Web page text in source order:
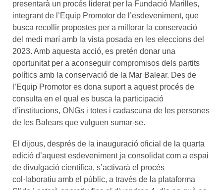
presentarà un procés liderat per la Fundació Marilles,
integrant de l’Equip Promotor de l’esdeveniment, que
busca recollir propostes per a millorar la conservació
del medi marí amb la vista posada en les eleccions del
2023. Amb aquesta acció, es pretén donar una
oportunitat per a aconseguir compromisos dels partits
polítics amb la conservació de la Mar Balear. Des de
l’Equip Promotor es dona suport a aquest procés de
consulta en el qual es busca la participació
d’institucions, ONGs i totes i cadascuna de les persones
de les Balears que vulguen sumar-se.
El dijous, després de la inauguració oficial de la quarta
edició d’aquest esdeveniment ja consolidat com a espai
de divulgació científica, s’activarà el procés
col·laboratiu amb el públic, a través de la plataforma